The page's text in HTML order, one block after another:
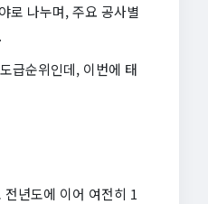
로 나누며, 주요 공사별
급순위인데, 이번에 태
년도에 이어 여전히 1